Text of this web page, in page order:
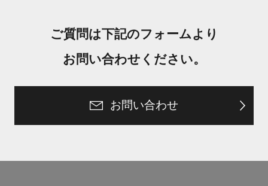
ご質問は下記のフォームより
お問い合わせください。
お問い合わせ